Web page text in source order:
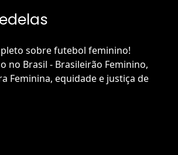
sobre futebol feminino!
no Brasil - Brasileirão Feminino,
Feminina, equidade e justiça de